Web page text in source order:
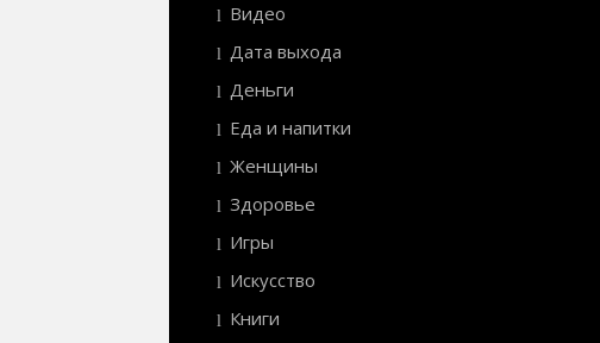
Видео
Дата выхода
Деньги
Еда и напитки
Женщины
Здоровье
Игры
Искусство
Книги